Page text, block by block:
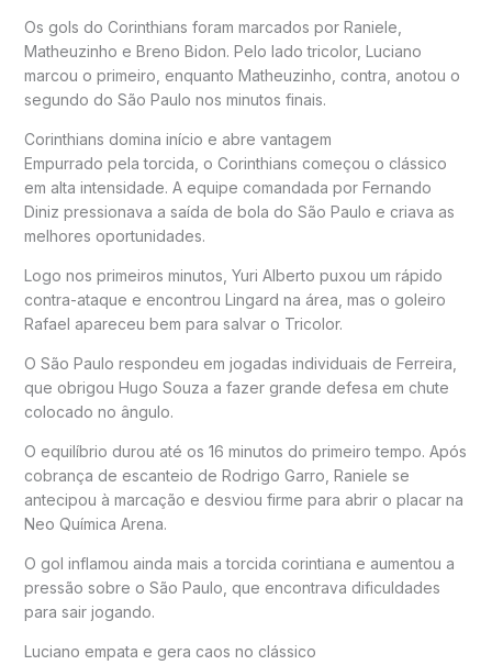
Os gols do Corinthians foram marcados por Raniele,
Matheuzinho e Breno Bidon. Pelo lado tricolor, Luciano
marcou o primeiro, enquanto Matheuzinho, contra, anotou o
segundo do São Paulo nos minutos finais.
Corinthians domina início e abre vantagem
Empurrado pela torcida, o Corinthians começou o clássico
em alta intensidade. A equipe comandada por Fernando
Diniz pressionava a saída de bola do São Paulo e criava as
melhores oportunidades.
Logo nos primeiros minutos, Yuri Alberto puxou um rápido
contra-ataque e encontrou Lingard na área, mas o goleiro
Rafael apareceu bem para salvar o Tricolor.
O São Paulo respondeu em jogadas individuais de Ferreira,
que obrigou Hugo Souza a fazer grande defesa em chute
colocado no ângulo.
O equilíbrio durou até os 16 minutos do primeiro tempo. Após
cobrança de escanteio de Rodrigo Garro, Raniele se
antecipou à marcação e desviou firme para abrir o placar na
Neo Química Arena.
O gol inflamou ainda mais a torcida corintiana e aumentou a
pressão sobre o São Paulo, que encontrava dificuldades
para sair jogando.
Luciano empata e gera caos no clássico